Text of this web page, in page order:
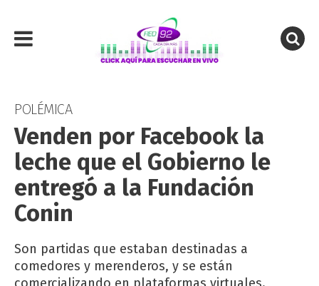
POLÉMICA
Venden por Facebook la
leche que el Gobierno le
entregó a la Fundación
Conin
Son partidas que estaban destinadas a
comedores y merenderos, y se están